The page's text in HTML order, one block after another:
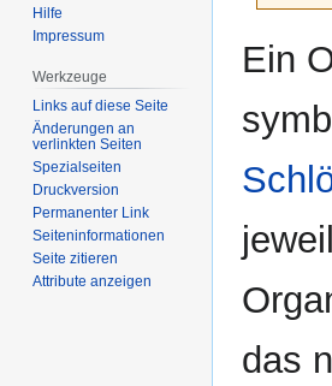
Navigation
Suche
Ein
das
Hilfe
Impressum
Werkzeuge
Links auf diese Seite
Änderungen an
verlinkten Seiten
Spezialseiten
Druckversion
Permanenter Link
Seiten­­informationen
Seite zitieren
Attribute anzeigen